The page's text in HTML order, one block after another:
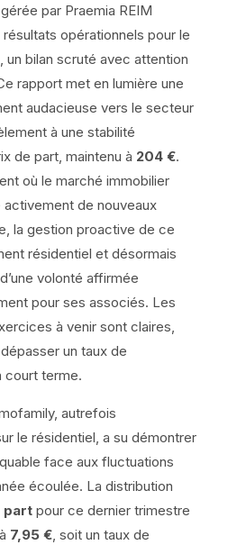
par Praemia REIM
opérationnels pour le
, un bilan scruté avec attention
rapport met en lumière une
audacieuse vers le secteur
à une stabilité
de part, maintenu à 204 €.
où le marché immobilier
de nouveaux
la gestion proactive de ce
résidentiel et désormais
volonté affirmée
pour ses associés. Les
à venir sont claires,
un taux de
court terme.
autrefois
le résidentiel, a su démontrer
face aux fluctuations
écoulée. La distribution
partpour ce dernier trimestre
7,95 €, soit un taux de